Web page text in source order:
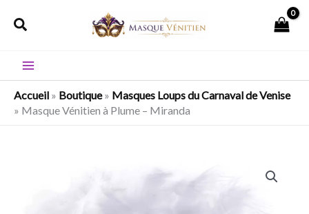
Rechercher
Accueil » Boutique» Masques Loups du Carnaval de Venise
» Masque Vénitien à Plume – Miranda